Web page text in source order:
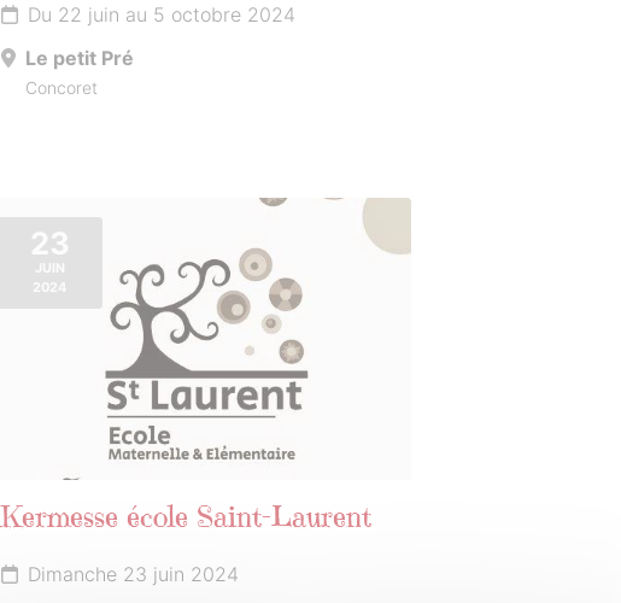
Du 22 juin au 5 octobre 2024
Le petit Pré
Concoret
23
JUIN
2024
Kermesse école Saint-Laurent
Dimanche 23 juin 2024